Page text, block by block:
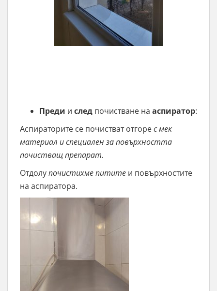
Преди и след почистване на аспиратор:
Аспираторите се почистват отгорес мек
материал и специален за повърхността
почистващ препарат.
Отдолупочистихме питите и повърхностите
на аспиратора.